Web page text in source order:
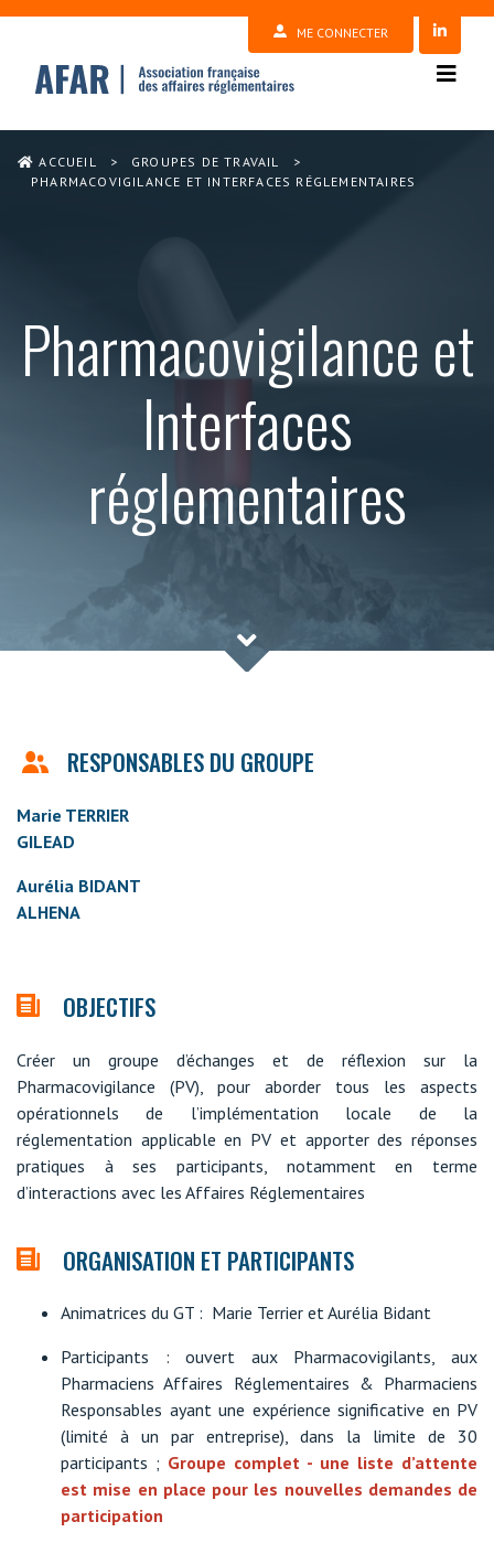
ME CONNECTER
ACCUEIL > GROUPES DE TRAVAIL
>
PHARMACOVIGILANCE ET INTERFACES RÉGLEMENTAIRES
Pharmacovigilance et
Interfaces
réglementaires
RESPONSABLES DU GROUPE
Marie TERRIER
GILEAD
Aurélia BIDANT
ALHENA
OBJECTIFS
Créer un groupe d’échanges et de réflexion sur la
Pharmacovigilance (PV), pour aborder tous les aspects
opérationnels de l’implémentation locale de la
réglementation applicable en PV et apporter des réponses
pratiques à ses participants, notamment en terme
d’interactions avec les Affaires Réglementaires
ORGANISATION ET PARTICIPANTS
Animatrices du GT : Marie Terrier et Aurélia Bidant
Participants : ouvert aux Pharmacovigilants, aux
Pharmaciens Affaires Réglementaires & Pharmaciens
Responsables ayant une expérience significative en PV
(limité à un par entreprise), dans la limite de 30
participants ; Groupe complet - une liste d’attente
est mise en place pour les nouvelles demandes de
participation